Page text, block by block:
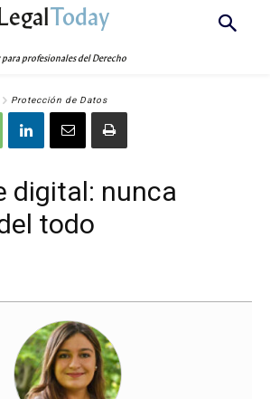
Today
para profesionales del Derecho
Protección de Datos
digital: nunca
todo